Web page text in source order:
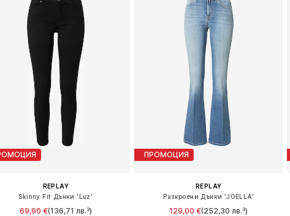
REPLAY
Skinny Fit Дънки 'Luz'
69,90 €(136,71 лв.³)
ПРОМОЦИЯ
REPLAY
Разкроени Дънки 'JOELLA'
129,00 €(252,30 лв.³)